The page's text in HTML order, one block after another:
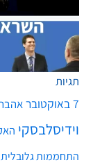
תגיות
7 באוקטובר
וידיסלבסקי
התחממות גלובלית